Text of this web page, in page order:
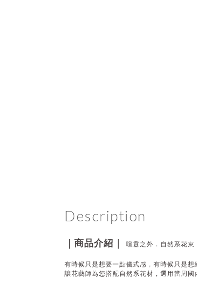
Description
｜商品介紹｜ 喧囂之外．自然系花束
有時候只是想要一點儀式感，有時候只是
讓花藝師為您搭配自然系花材，選用當周國